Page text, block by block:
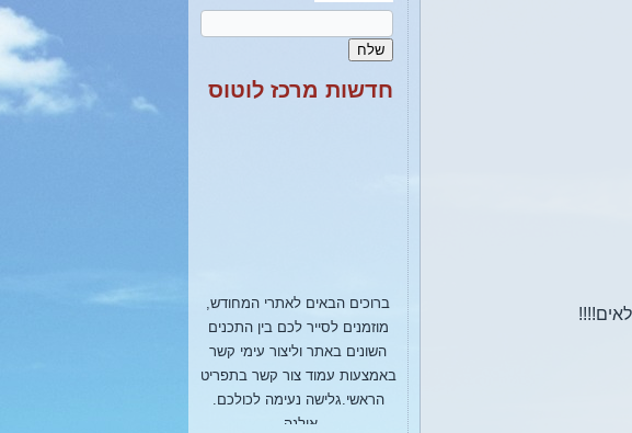
חדשות מרכז לוטוס
מוזמנים לסייר לכם בין התכנים
השונים באתר וליצור עימי קשר
באמצעות עמוד צור קשר בתפריט
הראשי.גלישה נעימה לכולכם.
אילנה.